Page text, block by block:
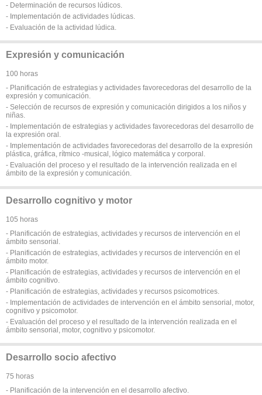
- Determinación de recursos lúdicos.
- Implementación de actividades lúdicas.
- Evaluación de la actividad lúdica.
Expresión y comunicación
100 horas
- Planificación de estrategias y actividades favorecedoras del desarrollo de la
expresión y comunicación.
- Selección de recursos de expresión y comunicación dirigidos a los niños y
niñas.
- Implementación de estrategias y actividades favorecedoras del desarrollo de
la expresión oral.
- Implementación de actividades favorecedoras del desarrollo de la expresión
plástica, gráfica, rítmico -musical, lógico matemática y corporal.
- Evaluación del proceso y el resultado de la intervención realizada en el
ámbito de la expresión y comunicación.
Desarrollo cognitivo y motor
105 horas
- Planificación de estrategias, actividades y recursos de intervención en el
ámbito sensorial.
- Planificación de estrategias, actividades y recursos de intervención en el
ámbito motor.
- Planificación de estrategias, actividades y recursos de intervención en el
ámbito cognitivo.
- Planificación de estrategias, actividades y recursos psicomotrices.
- Implementación de actividades de intervención en el ámbito sensorial, motor,
cognitivo y psicomotor.
- Evaluación del proceso y el resultado de la intervención realizada en el
ámbito sensorial, motor, cognitivo y psicomotor.
Desarrollo socio afectivo
75 horas
- Planificación de la intervención en el desarrollo afectivo.